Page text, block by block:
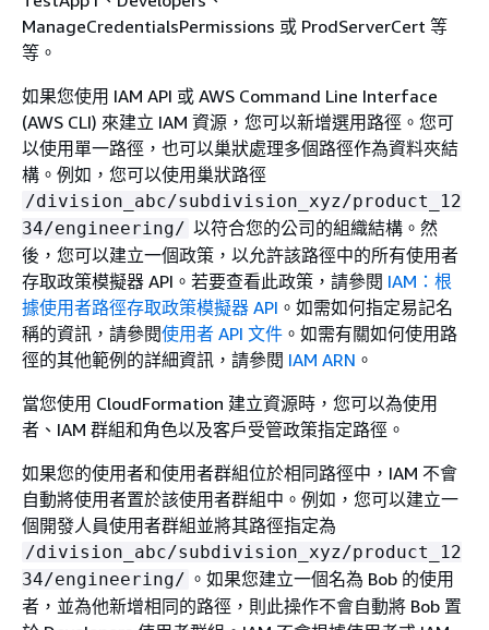
ManageCredentialsPermissions 或 ProdServerCert 等
等。
如果您使用 IAM API 或 AWS Command Line Interface
(AWS CLI) 來建立 IAM 資源，您可以新增選用路徑。您可
以使用單一路徑，也可以巢狀處理多個路徑作為資料夾結
構。例如，您可以使用巢狀路徑
/division_abc/subdivision_xyz/product_12
34/engineering/ 以符合您的公司的組織結構。然
後，您可以建立一個政策，以允許該路徑中的所有使用者
存取政策模擬器 API。若要查看此政策，請參閱 IAM：根
據使用者路徑存取政策模擬器 API 。如需如何指定易記名
稱的資訊，請參閱使用者 API 文件 。如需有關如何使用路
徑的其他範例的詳細資訊，請參閱 IAM ARN 。
當您使用 CloudFormation 建立資源時，您可以為使用
者、IAM 群組和角色以及客戶受管政策指定路徑。
如果您的使用者和使用者群組位於相同路徑中，IAM 不會
自動將使用者置於該使用者群組中。例如，您可以建立一
個開發人員使用者群組並將其路徑指定為
/division_abc/subdivision_xyz/product_12
34/engineering/ 。如果您建立一個名為 Bob 的使用
者，並為他新增相同的路徑，則此操作不會自動將 Bob 置